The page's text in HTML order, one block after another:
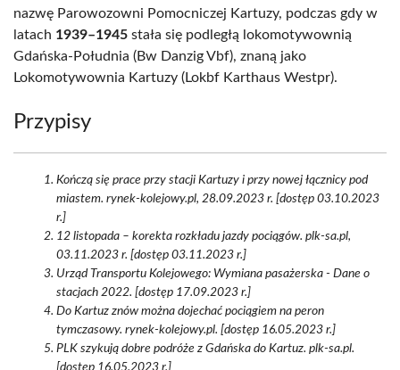
nazwę Parowozowni Pomocniczej Kartuzy, podczas gdy w
latach 1939–1945 stała się podległą lokomotywownią
Gdańska-Południa (Bw Danzig Vbf), znaną jako
Lokomotywownia Kartuzy (Lokbf Karthaus Westpr).
Przypisy
Kończą się prace przy stacji Kartuzy i przy nowej łącznicy pod
miastem. rynek-kolejowy.pl, 28.09.2023 r. [dostęp 03.10.2023
r.]
12 listopada – korekta rozkładu jazdy pociągów. plk-sa.pl,
03.11.2023 r. [dostęp 03.11.2023 r.]
Urząd Transportu Kolejowego: Wymiana pasażerska - Dane o
stacjach 2022. [dostęp 17.09.2023 r.]
Do Kartuz znów można dojechać pociągiem na peron
tymczasowy. rynek-kolejowy.pl. [dostęp 16.05.2023 r.]
PLK szykują dobre podróże z Gdańska do Kartuz. plk-sa.pl.
[dostęp 16.05.2023 r.]